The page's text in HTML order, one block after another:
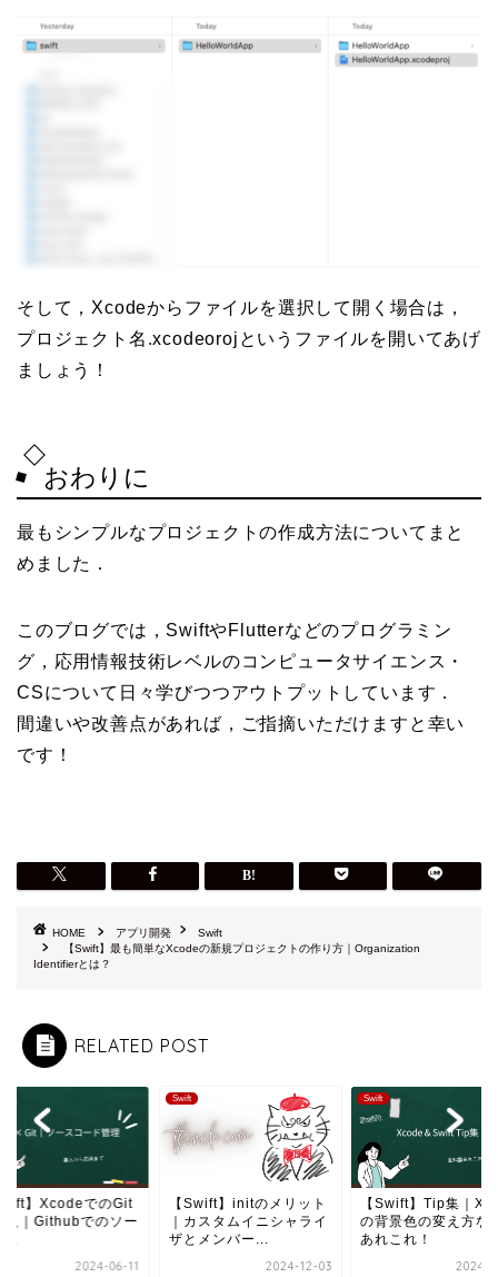
そして，Xcodeからファイルを選択して開く場合は，
プロジェクト名.xcodeorojというファイルを開いてあげ
ましょう！
おわりに
最もシンプルなプロジェクトの作成方法についてまと
めました．
このブログでは，SwiftやFlutterなどのプログラミン
グ，応用情報技術レベルのコンピュータサイエンス・
CSについて日々学びつつアウトプットしています．
間違いや改善点があれば，ご指摘いただけますと幸い
です！
HOME アプリ開発
Swift
【Swift】最も簡単なXcodeの新規プロジェクトの作り方｜Organization
Identifierとは？
RELATED POST
】XcodeでのGit
入｜Githubでのソー
...
2024-06-11
Swift
【Swift】initのメリット
｜カスタムイニシャライ
ザとメンバー...
2024-12-03
Swift
【Swift】Tip集｜
の背景色の変え方な
あれこれ！
2024-